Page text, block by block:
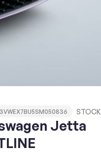
STOCK
3VWEX7BU5SM050836
Jetta